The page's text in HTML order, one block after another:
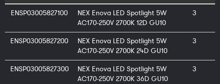
ENSP03005827100
NEX Enova LED Spotlight 5W
AC170-250V 2700K 12D GU10
3
ENSP03005827200
NEX Enova LED Spotlight 5W
AC170-250V 2700K 24D GU10
3
ENSP03005827300
NEX Enova LED Spotlight 5W
AC170-250V 2700K 36D GU10
3